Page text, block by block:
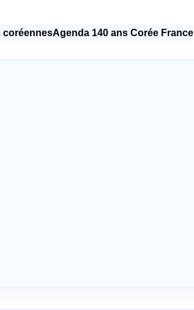
coréennesAgenda 140 ans Corée France